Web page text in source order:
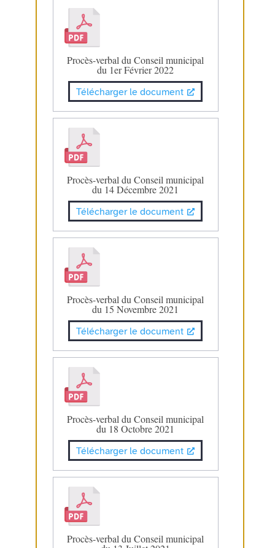
Procès-verbal du Conseil municipal
du 1er Février 2022
Télécharger le document
Procès-verbal du Conseil municipal
du 14 Décembre 2021
Télécharger le document
Procès-verbal du Conseil municipal
du 15 Novembre 2021
Télécharger le document
Procès-verbal du Conseil municipal
du 18 Octobre 2021
Télécharger le document
Procès-verbal du Conseil municipal